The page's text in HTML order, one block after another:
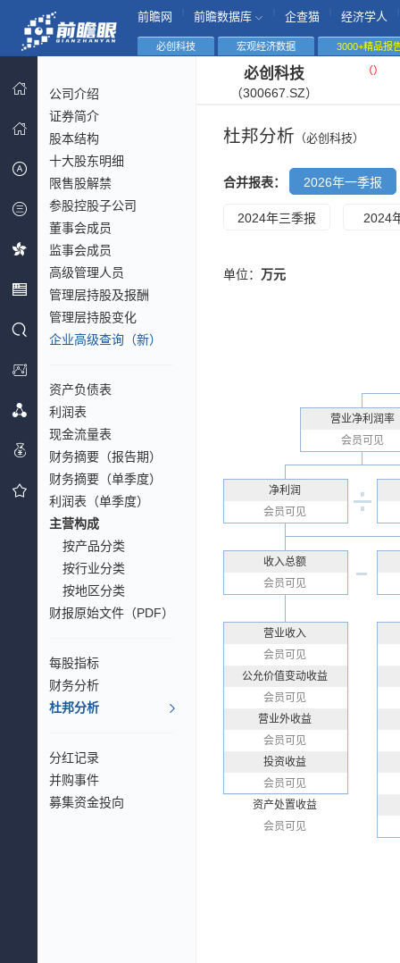
前瞻网 前瞻数据库 企查猫 经济学人
必创科技 宏观经济数据 3000+精品报
公司介绍
证券简介
股本结构
十大股东明细
限售股解禁
参股控股子公司
董事会成员
监事会成员
高级管理人员
管理层持股及报酬
管理层持股变化
企业高级查询（新）
资产负债表
利润表
现金流量表
财务摘要（报告期）
财务摘要（单季度）
利润表（单季度）
主营构成
按产品分类
按行业分类
按地区分类
财报原始文件（PDF）
每股指标
财务分析
杜邦分析
分红记录
并购事件
募集资金投向
必创科技
（300667.SZ）
（）
杜邦分析 （必创科技）
合并报表： 2026年一季报
2024年三季报 2024
单位： 万元
营业净利润率
会员可见
净利润
会员可见
收入总额
会员可见
营业收入
会员可见
公允价值变动收益
会员可见
营业外收益
会员可见
投资收益
会员可见
资产处置收益
会员可见